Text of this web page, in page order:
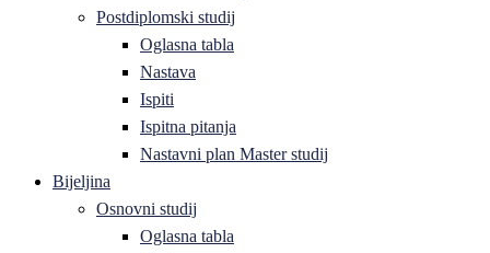
Postdiplomski studij
Oglasna tabla
Nastava
Ispiti
Ispitna pitanja
Nastavni plan Master studij
Bijeljina
Osnovni studij
Oglasna tabla